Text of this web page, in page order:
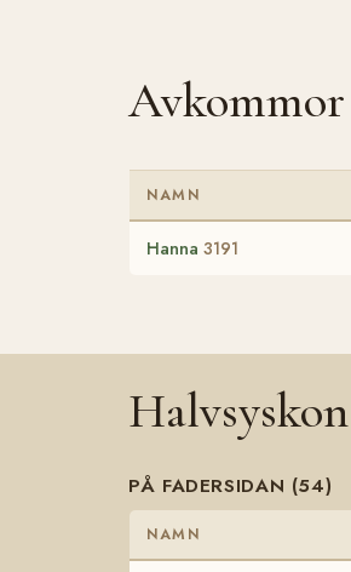
Avkommor
NAMN
Hanna 3191
Halvsyskon
PÅ FADERSIDAN (54)
NAMN